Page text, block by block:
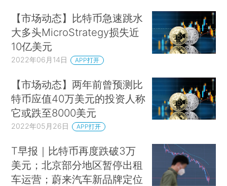
【市场动态】比特币急速跳水
大多头MicroStrategy损失近
10亿美元
2022年06月14日 APP打开
【市场动态】两年前曾预测比
特币应值40万美元的投资人称
它或跌至8000美元
2022年05月26日 APP打开
T早报｜比特币再度跌破3万
美元；北京部分地区暂停出租
车运营；蔚来汽车新品牌定位